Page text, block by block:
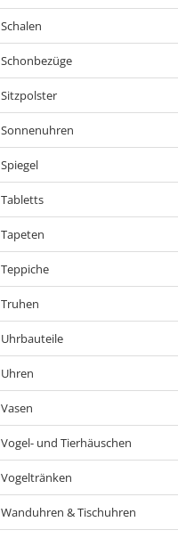
Schalen
Schonbezüge
Sitzpolster
Sonnenuhren
Spiegel
Tabletts
Tapeten
Teppiche
Truhen
Uhrbauteile
Uhren
Vasen
Vogel- und Tierhäuschen
Vogeltränken
Wanduhren & Tischuhren